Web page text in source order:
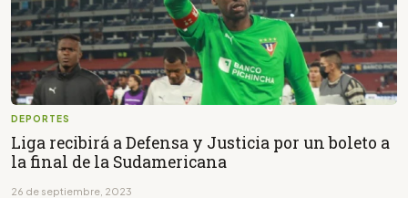
DEPORTES
Liga recibirá a Defensa y Justicia por un boleto a
la final de la Sudamericana
26 de septiembre, 2023